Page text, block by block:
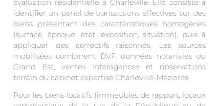
évaluation résidentielle à Charleville. Elle consiste à
identifier un panel de transactions effectives sur des
biens présentant des caractéristiques homogènes
(surface, époque, état, exposition, situation), puis à
appliquer des correctifs raisonnés. Les sources
mobilisées combinent DVF, données notariales du
Grand Est, ventes interagences et observations
terrain du cabinet expertise Charleville-Mezieres.
Pour les biens locatifs (immeubles de rapport, locaux